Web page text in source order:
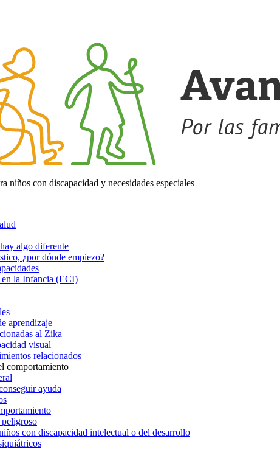
niños con discapacidad y necesidades especiales
algo diferente
¿por dónde empiezo?
la Infancia (ECI)
aprendizaje
al Zika
visual
relacionados
comportamiento
ayuda
con discapacidad intelectual o del desarrollo